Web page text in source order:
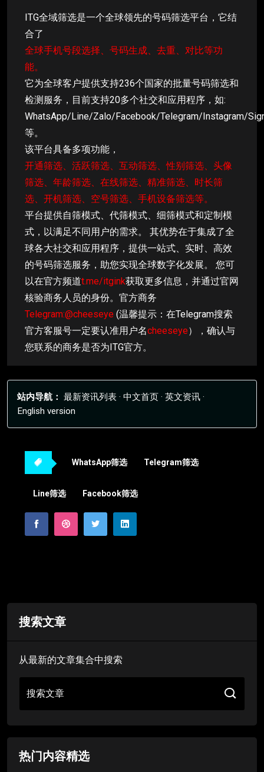
ITG全域筛选是一个全球领先的号码筛选平台，它结
合了
全球手机号段选择、号码生成、去重、对比等功
能。
它为全球客户提供支持236个国家的批量号码筛选和
检测服务，目前支持20多个社交和应用程序，如:
WhatsApp/Line/Zalo/Facebook/Telegram/Instagram/
等。
该平台具备多项功能，
开通筛选、活跃筛选、互动筛选、性别筛选、头像
筛选、年龄筛选、在线筛选、精准筛选、时长筛
选、开机筛选、空号筛选、手机设备筛选等。
平台提供自筛模式、代筛模式、细筛模式和定制模
式，以满足不同用户的需求。 其优势在于集成了全
球各大社交和应用程序，提供一站式、实时、高效
的号码筛选服务，助您实现全球数字化发展。 您可
以在官方频道t.me/itgink获取更多信息，并通过官网
核验商务人员的身份。官方商务
Telegram:@cheeseye (温馨提示：在Telegram搜索
官方客服号一定要认准用户名cheeseye），确认与
您联系的商务是否为ITG官方。
站内导航： 最新资讯列表 · 中文首页 · 英文资讯 ·
English version
WhatsApp筛选 Telegram筛选
Line筛选 Facebook筛选
搜索文章
从最新的文章集合中搜索
搜索文章
热门内容精选